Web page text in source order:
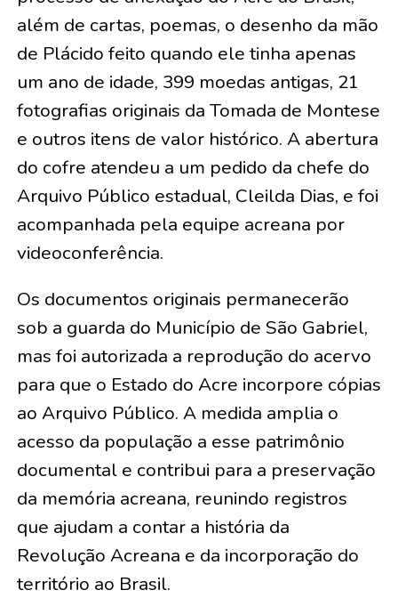
além de cartas, poemas, o desenho da mão
de Plácido feito quando ele tinha apenas
um ano de idade, 399 moedas antigas, 21
fotografias originais da Tomada de Montese
e outros itens de valor histórico. A abertura
do cofre atendeu a um pedido da chefe do
Arquivo Público estadual, Cleilda Dias, e foi
acompanhada pela equipe acreana por
videoconferência.
Os documentos originais permanecerão
sob a guarda do Município de São Gabriel,
mas foi autorizada a reprodução do acervo
para que o Estado do Acre incorpore cópias
ao Arquivo Público. A medida amplia o
acesso da população a esse patrimônio
documental e contribui para a preservação
da memória acreana, reunindo registros
que ajudam a contar a história da
Revolução Acreana e da incorporação do
território ao Brasil.